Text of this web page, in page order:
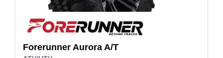
Forerunner Aurora A/T